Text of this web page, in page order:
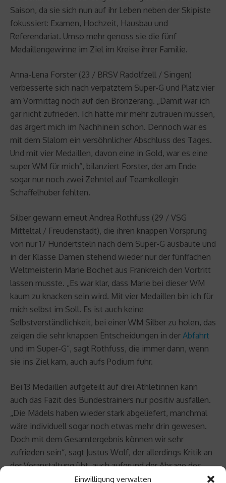
Einwilligung verwalten
Saison, da sie sich nun auf ihr Leben neben der Skipiste
fokussiert: Examen, Hochzeit, Hausbau und
Referendariat. Umso mehr genoss sie die fünf
Medaillengewinne im Ziel im Kreise ihrer Familie.
Anna-Lena Forster (23 / BRSV Radolfzell / Singen)
verbesserte sich nach verpatztem Super-G und Platz vier
am Vormittag noch auf den Bronzerang. „Damit war ich
gar nicht zufrieden. Ich hätte mir mehr zutrauen müssen,
das ärgert mich im Nachhinein schon. Dennoch war es
mit dem Slalom ein versöhnlicher Abschluss des Tages.
Und mit vier Medaillen, davon eine in Gold, war es eine
super WM für mich“, bilanziert Forster, der am Ende
sogar nur noch zwei Zehntel auf Teamkollegin
Schaffelhuber fehlten.
Silber gewann erneut Andrea Rothfuss (29 / VSG
Mitteltal / Freudenstadt), die ihren knappen Vorsprung
von nur 17 Hundertsteln nach dem Super-G ausbaute und
in der Klasse Damen stehend wieder nur der fünffachen
Weltmeisterin Marie Bochet aus Frankreich den Vortritt
lassen musste. „Es war klar, dass Marie bei dieser WM
kaum zu knacken sein wird. Mit vier Medaillen bin ich für
mich selbst im Soll. Es ist auch keine
Selbstverständlichkeit, bei einer WM Silber zu holen, das
zeigen die sehr knappen Entscheidungen in der Abfahrt
und im Super-G“, sagt Rothfuss, die immer dann, wenn
sie ins Ziel kam, auch aufs Podium fuhr.
Bei 13 Medaillen aufgeteilt auf drei Athletinnen kann
auch das Fazit des Bundestrainers nur positiv ausfallen.
„Die Mädels haben wieder stark abgeliefert, manchmal
wäre individuell sogar noch etwas mehr drin gewesen.
Doch mit dem Gesamtergebnis können wir sehr
zufrieden sein“, sagt Justus Wolf, der allerdings Kritik an
der Veranstaltung übt, auch aufgrund der Absage des
eigentlichen Austragungsortes Obersaxen (Schweiz), so